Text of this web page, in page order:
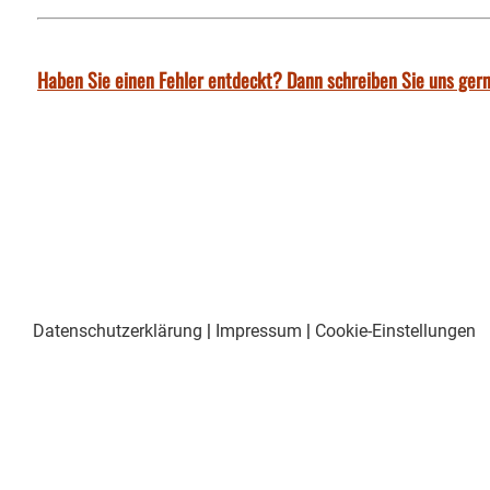
Haben Sie einen Fehler entdeckt? Dann schreiben Sie uns
Datenschutzerklärung | Impressum | Cookie-Einstellungen